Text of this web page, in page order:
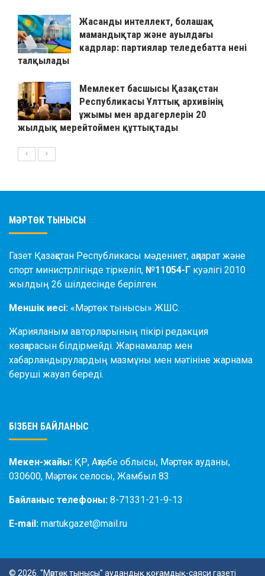
Жасанды интеллект, болашақ
мамандықтар және ауылдағы
кадрлар: партиялар теледебатта нені
талқылады
Мемлекет басшысы Қазақстан
Республикасы Ұлттық архивінің
ұжымы мен ардагерлерін 20
жылдық мерейтоймен құттықтады
МӘРТӨК ТЫНЫСЫ
Газет Қазақстан Республикасы мәдениет, ақпарат және
спорт министрлігінде тіркеліп, №11054-Г куәлігі 2010
жылдың 26 шілдесінде берілген.
Меншік иесі: «Мәртөк тынысы» ЖШС.
Жарияланым авторларының пікірі редакция
көзқарасын білдірмейді. Жарнамалар мен
хабарландырулардың мазмұны мен мәтініне жарнама
беруші жауап береді.
БІЗБЕН БАЙЛАНЫС
Мекен-жайы: ҚР, Ақтөбе облысы, Мәртөк ауданы,
030600, Мәртөк селосы, Жамбыл 83
Байланыс телефоны: 8-71331-21-9-13
E-mail: martukgazet@mail.ru
© 2026. "Мәртөк тынысы" аудандық қоғамдық-саяси газеті